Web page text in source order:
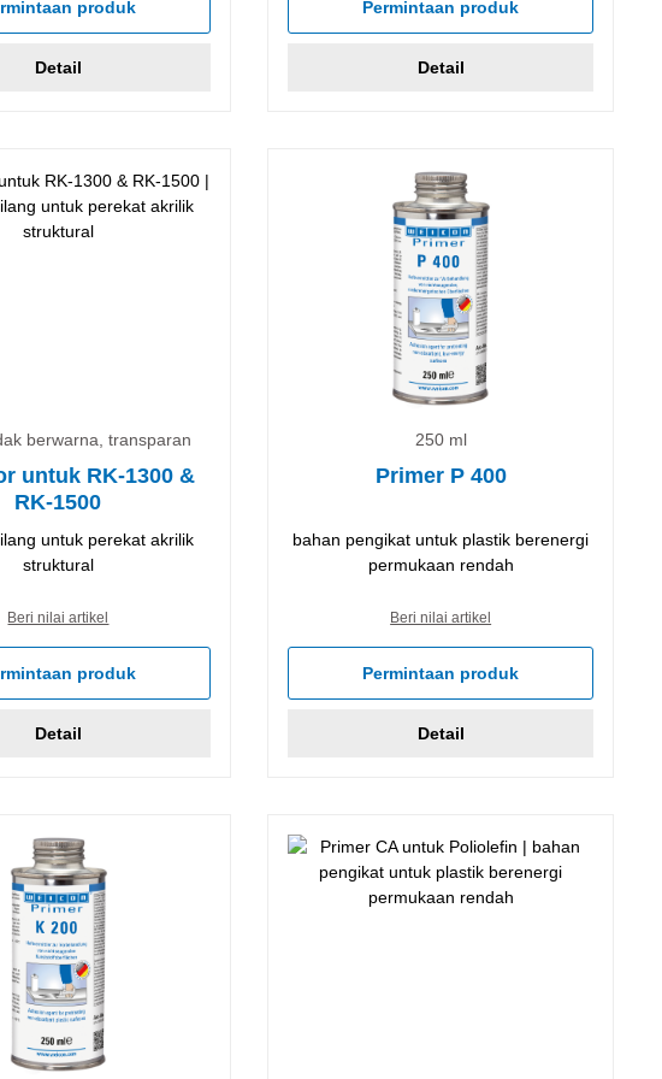
produk
Detail
Permintaan produk
Detail
berwarna, transparan
untuk RK-1300 &
RK-1500
untuk perekat akrilik
struktural
Beri nilai artikel
produk
Detail
250 ml
Primer P 400
bahan pengikat untuk plastik berenergi
permukaan rendah
Beri nilai artikel
Permintaan produk
Detail